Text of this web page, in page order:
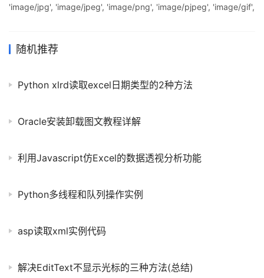
'image/jpg', 'image/jpeg', 'image/png', 'image/pjpeg', 'image/gif',
文件夹路径 $path_sim = "
随机推荐
Python xlrd读取excel日期类型的2种方法
Oracle安装卸载图文教程详解
利用Javascript仿Excel的数据透视分析功能
Python多线程和队列操作实例
asp读取xml实例代码
解决EditText不显示光标的三种方法(总结)